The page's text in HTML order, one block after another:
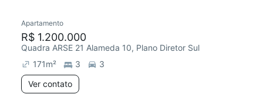
Apartamento
R$ 1.200.000
Quadra ARSE 21 Alameda 10, Plano Diretor Sul
171m² 3
3
Ver contato